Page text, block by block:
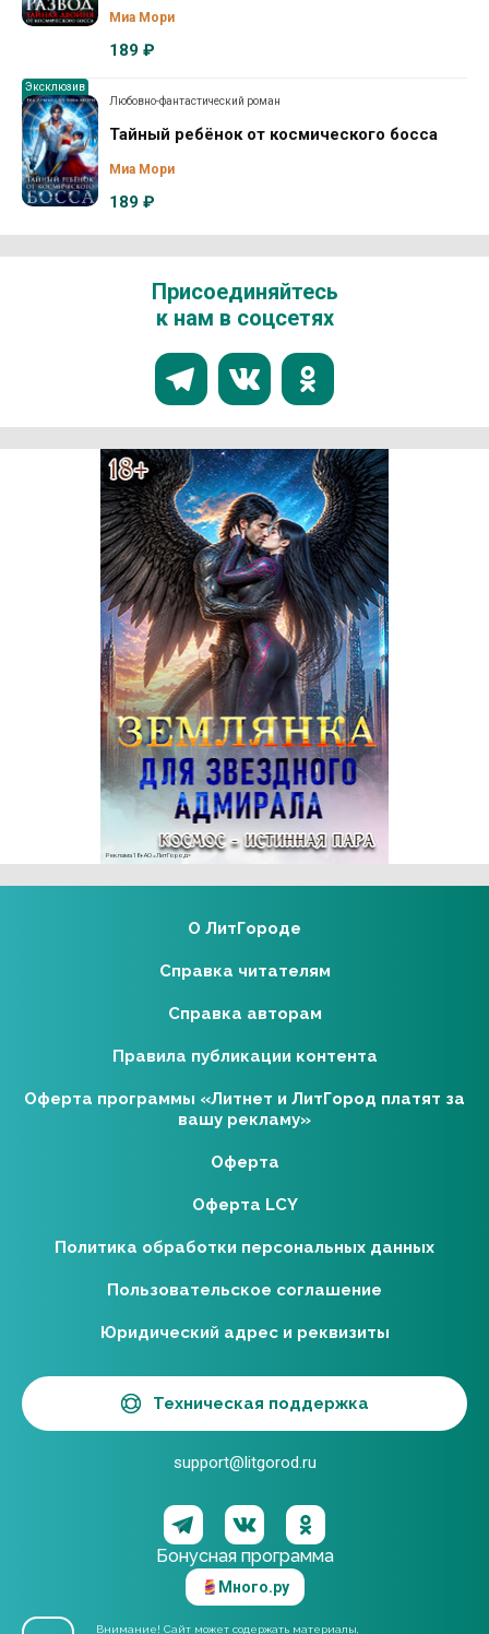
Миа Мори
189 ₽
Эксклюзив
Любовно-фантастический роман
Тайный ребёнок от космического босса
Миа Мори
189 ₽
Присоединяйтесь
к нам в соцсетях
Реклама 18+ АО «ЛитГород»
Бонусная программа
Много.ру
Внимание! Сайт может содержать материалы,
О ЛитГороде
Справка читателям
Справка авторам
Правила публикации контента
Оферта программы «Литнет и ЛитГород платят за
вашу рекламу»
Оферта
Оферта LCY
Политика обработки персональных данных
Пользовательское соглашение
Юридический адрес и реквизиты
Техническая поддержка
support@litgorod.ru